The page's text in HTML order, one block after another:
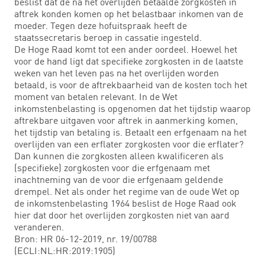
aftrek konden komen op het belastbaar inkomen van de
moeder. Tegen deze hofuitspraak heeft de
staatssecretaris beroep in cassatie ingesteld.
De Hoge Raad komt tot een ander oordeel. Hoewel het
voor de hand ligt dat specifieke zorgkosten in de laatste
weken van het leven pas na het overlijden worden
betaald, is voor de aftrekbaarheid van de kosten toch het
moment van betalen relevant. In de Wet
inkomstenbelasting is opgenomen dat het tijdstip waarop
aftrekbare uitgaven voor aftrek in aanmerking komen,
het tijdstip van betaling is. Betaalt een erfgenaam na het
overlijden van een erflater zorgkosten voor die erflater?
Dan kunnen die zorgkosten alleen kwalificeren als
(specifieke) zorgkosten voor die erfgenaam met
inachtneming van de voor die erfgenaam geldende
drempel. Net als onder het regime van de oude Wet op
de inkomstenbelasting 1964 beslist de Hoge Raad ook
hier dat door het overlijden zorgkosten niet van aard
veranderen.
Bron: HR 06-12-2019, nr. 19/00788
(ECLI:NL:HR:2019:1905)